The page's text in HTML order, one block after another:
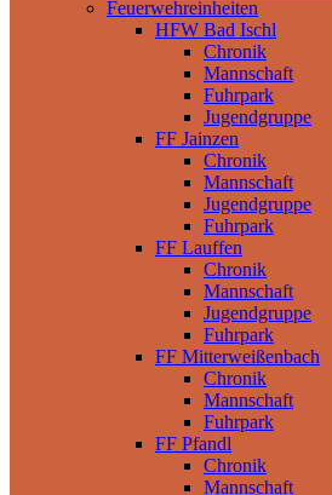
Feuerwehreinheiten
HFW Bad Ischl
Chronik
Mannschaft
Fuhrpark
Jugendgruppe
FF Jainzen
Chronik
Mannschaft
Jugendgruppe
Fuhrpark
FF Lauffen
Chronik
Mannschaft
Jugendgruppe
Fuhrpark
FF Mitterweißenbach
Chronik
Mannschaft
Fuhrpark
FF Pfandl
Chronik
Mannschaft